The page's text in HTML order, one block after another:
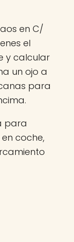
en C/
el
y calcular
un ojo a
para
para
coche,